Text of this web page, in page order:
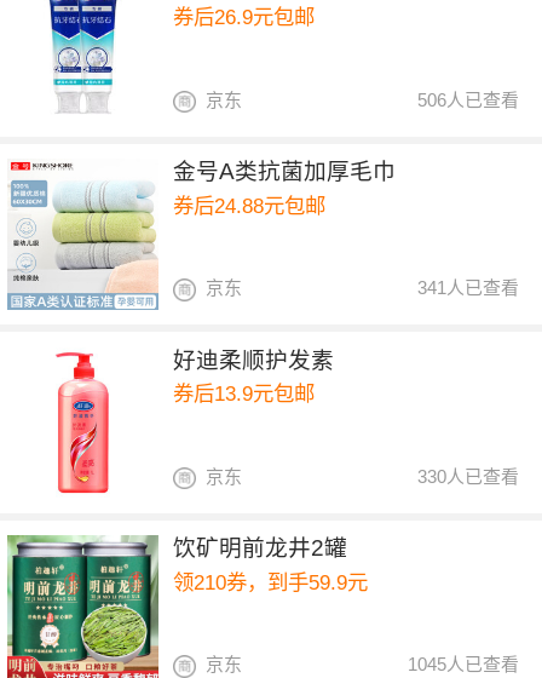
券后26.9元包邮
506人已查看
京东
金号A类抗菌加厚毛巾
券后24.88元包邮
341人已查看
京东
好迪柔顺护发素
券后13.9元包邮
330人已查看
京东
饮矿明前龙井2罐
领210券，到手59.9元
1045人已查看
京东